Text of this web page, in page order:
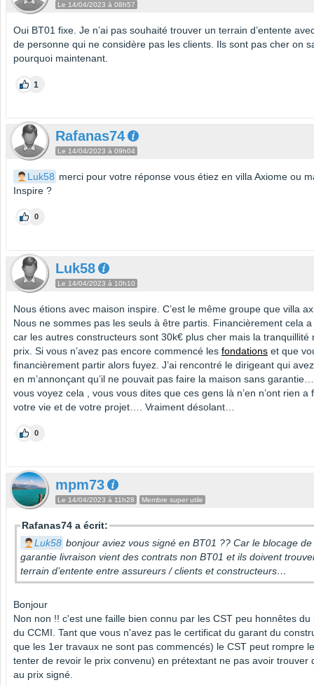
Le 14/04/2023 à 08h57
Oui BT01 fixe. Je n’ai pas souhaité trouver un terrain d’entente
de personne qui ne considère pas les clients. Ils sont pas cher on
pourquoi maintenant.
1
Rafanas74
Le 14/04/2023 à 09h04
Luk58 merci pour votre réponse vous étiez en villa Axiome ou
Inspire ?
0
Luk58
Le 14/04/2023 à 10h10
Nous étions avec maison inspire. C’est le même groupe que villa
Nous ne sommes pas les seuls à être partis. Financièrement cela
car les autres constructeurs sont 30k€ plus cher mais la tranquillité
prix. Si vous n’avez pas encore commencé les fondations et que
financièrement partir alors fuyez. J’ai rencontré le dirigeant qui
en m’annonçant qu’il ne pouvait pas faire la maison sans
vous voyez cela , vous vous dites que ces gens là n’en n’ont rien a
votre vie et de votre projet…. Vraiment désolant…
0
mpm73
Le 14/04/2023 à 11h28 Membre super utile
Rafanas74 a écrit:
Luk58 bonjour aviez vous signé en BT01 ?? Car le blocage de
garantie livraison vient des contrats non BT01 et ils doivent
terrain d’entente entre assureurs / clients et constructeurs…
Bonjour
Non non !! c'est une faille bien connu par les CST peu honnêtes du
du CCMI. Tant que vous n'avez pas le certificat du garant du
que les 1er travaux ne sont pas commencés) le CST peut rompre
tenter de revoir le prix convenu) en prétextant ne pas avoir trouver
au prix signé.